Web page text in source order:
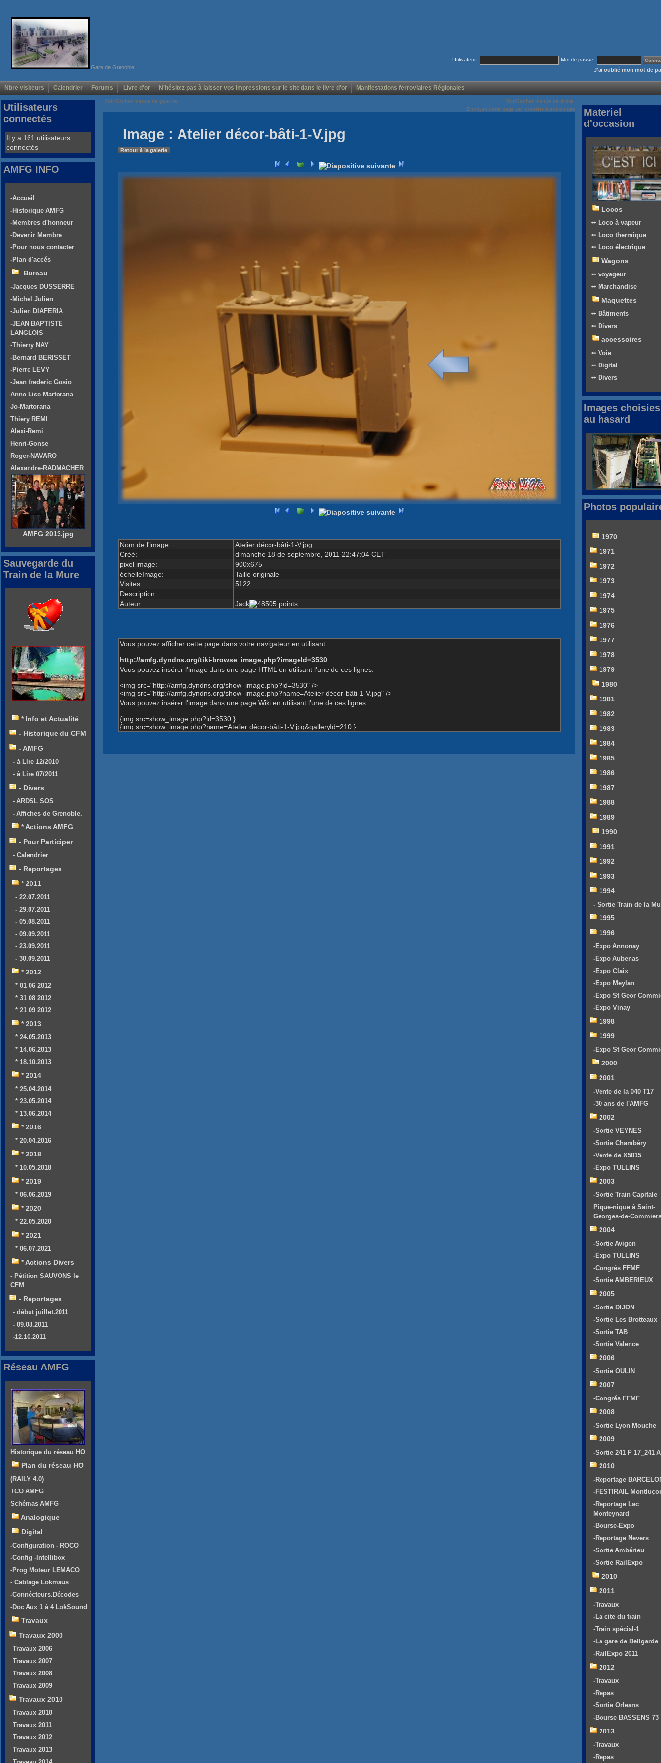
Gare de Grenoble
Utilisateur:
Mot de passe:
J'ai oublié mon mot de
Nbre visiteurs Calendrier Forums Livre d'or N'hésitez pas à laisser vos impressions sur le site dans le livre d'or Manifestations ferroviaires Régionales
Voir/Cacher menus de gauche
Voir/Cacher menus de droite
Envoyez cette page par courrier électronique
Image : Atelier décor-bâti-1-V.jpg
Retour à la galerie
Nom de l'image:
Atelier décor-bâti-1-V.jpg
Créé:
dimanche 18 de septembre, 2011 22:47:04 CET
pixel image:
900x675
échelleImage:
Taille originale
Visites:
5122
Description:
Auteur:
Jack
Vous pouvez afficher cette page dans votre navigateur en utilisant :
http://amfg.dyndns.org/tiki-browse_image.php?imageId=3530
Vous pouvez insérer l'image dans une page HTML en utilisant l'une de ces lignes:
<img src="http://amfg.dyndns.org/show_image.php?id=3530" />
<img src="http://amfg.dyndns.org/show_image.php?name=Atelier décor-bâti-1-V.jpg" />
Vous pouvez insérer l'image dans une page Wiki en utilisant l'une de ces lignes:
{img src=show_image.php?id=3530 }
{img src=show_image.php?name=Atelier décor-bâti-1-V.jpg&galleryId=210 }
Utilisateurs
connectés
Il y a 161 utilisateurs
connectés
AMFG INFO
-Accueil
-Historique AMFG
-Membres d'honneur
-Devenir Membre
-Pour nous contacter
-Plan d'accés
-Bureau
-Jacques DUSSERRE
-Michel Julien
-Julien DIAFERIA
-JEAN BAPTISTE
LANGLOIS
-Thierry NAY
-Bernard BERISSET
-Pierre LEVY
-Jean frederic Gosio
Anne-Lise Martorana
Jo-Martorana
Thiery REMI
Alexi-Remi
Henri-Gonse
Roger-NAVARO
Alexandre-RADMACHER
AMFG 2013.jpg
Sauvegarde du
Train de la Mure
* Info et Actualité
- Historique du CFM
- AMFG
- à Lire 12/2010
- à Lire 07/2011
- Divers
- ARDSL SOS
- Affiches de Grenoble.
* Actions AMFG
- Pour Participer
- Calendrier
- Reportages
* 2011
- 22.07.2011
- 29.07.2011
- 05.08.2011
- 09.09.2011
- 23.09.2011
- 30.09.2011
* 2012
* 01 06 2012
* 31 08 2012
* 21 09 2012
* 2013
* 24.05.2013
* 14.06.2013
* 18.10.2013
* 2014
* 25.04.2014
* 23.05.2014
* 13.06.2014
* 2016
* 20.04.2016
* 2018
* 10.05.2018
* 2019
* 06.06.2019
* 2020
* 22.05.2020
* 2021
* 06.07.2021
* Actions Divers
- Pétition SAUVONS le
CFM
- Reportages
- début juillet.2011
- 09.08.2011
-12.10.2011
Réseau AMFG
Historique du réseau HO
Plan du réseau HO
(RAILY 4.0)
TCO AMFG
Schémas AMFG
Analogique
Digital
-Configuration - ROCO
-Config -Intellibox
-Prog Moteur LEMACO
- Cablage Lokmaus
-Connécteurs.Décodes
-Doc Aux 1 à 4 LokSound
Travaux
Travaux 2000
Travaux 2006
Travaux 2007
Travaux 2008
Travaux 2009
Travaux 2010
Travaux 2010
Travaux 2011
Travaux 2012
Travaux 2013
Materiel
d'occasion
Locos
➻ Loco à vapeur
➻ Loco thermique
➻ Loco électrique
Wagons
➻ voyageur
➻ Marchandise
Maquettes
➻ Bâtiments
➻ Divers
accessoires
➻ Voie
➻ Digital
➻ Divers
Images choisies
au hasard
Photos
1970
1971
1972
1973
1974
1975
1976
1977
1978
1979
1980
1981
1982
1983
1984
1985
1986
1987
1988
1989
1990
1991
1992
1993
1994
- Sortie Train de la
1995
1996
-Expo Annonay
-Expo Aubenas
-Expo Claix
-Expo Meylan
-Expo St Geor
-Expo Vinay
1998
1999
-Expo St Geor
2000
2001
-Vente de la 040 T17
-30 ans de l'AMFG
2002
-Sortie VEYNES
-Sortie Chambéry
-Vente de X5815
-Expo TULLINS
2003
-Sortie Train Capitale
Pique-nique à Saint-
Georges-de-Commiers
2004
-Sortie Avigon
-Expo TULLINS
-Congrés FFMF
-Sortie AMBERIEUX
2005
-Sortie DIJON
-Sortie Les Brotteaux
-Sortie TAB
-Sortie Valence
2006
-Sortie OULIN
2007
-Congrés FFMF
2008
-Sortie Lyon Mouche
2009
-Sortie 241 P 17_241
2010
-Reportage
-FESTIRAIL
-Reportage Lac
Monteynard
-Bourse-Expo
-Reportage Nevers
-Sortie Ambérieu
-Sortie RailExpo
2010
2011
-Travaux
-La cite du train
-Train spécial-1
-La gare de Bellgarde
-RailExpo 2011
2012
-Travaux
-Repas
-Sortie Orleans
-Bourse BASSENS 73
2013
-Travaux
-Repas